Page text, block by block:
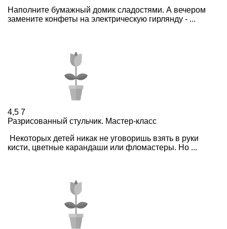
Наполните бумажный домик сладостями. А вечером
замените конфеты на электрическую гирлянду - ...
4,5 7
Разрисованный стульчик. Мастер-класс
Некоторых детей никак не уговоришь взять в руки
кисти, цветные карандаши или фломастеры. Но ...